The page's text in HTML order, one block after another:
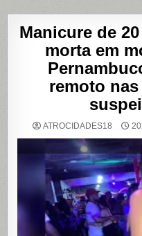
Manicure de
morta em
remoto
ATROCIDADES18